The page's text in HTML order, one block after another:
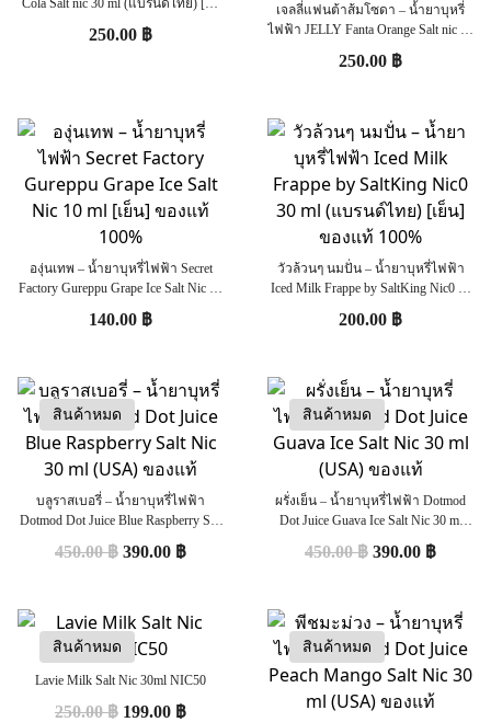
250.00 ฿
เจลลี่แฟนต้าส้มโซดา – น้ำยาบุหรี่
ไฟฟ้า JELLY Fanta Orange Salt nic 30
250.00 ฿
องุ่นเทพ – น้ำยาบุหรี่ไฟฟ้า Secret
Factory Gureppu Grape Ice Salt Nic 10
140.00 ฿
วัวล้วนๆ นมปั่น – น้ำยาบุหรี่ไฟฟ้า
Iced Milk Frappe by SaltKing Nic0 30
200.00 ฿
สินค้าหมด
บลูราสเบอรี่ – น้ำยาบุหรี่ไฟฟ้า
Dotmod Dot Juice Blue Raspberry Salt
450.00฿ 390.00 ฿
สินค้าหมด
ผรั่งเย็น – น้ำยาบุหรี่ไฟฟ้า Dotmod
Dot Juice Guava Ice Salt Nic 30 ml
450.00฿ 390.00 ฿
สินค้าหมด
Lavie Milk Salt Nic 30ml NIC50
250.00฿ 199.00 ฿
สินค้าหมด